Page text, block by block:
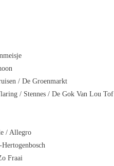
/ De Groenmarkt
/ Stennes / De Gok Van Lou Tof
/ Allegro
Fraai